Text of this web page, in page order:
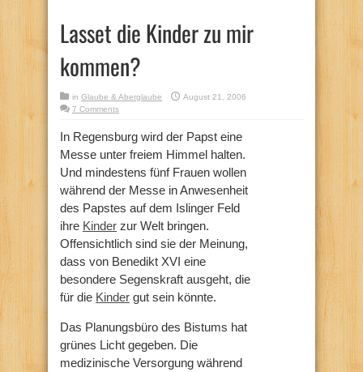
Lasset die Kinder zu mir
kommen?
in Glaube & Aberglaube
August 21, 2006
7 Comments
In Regensburg wird der Papst eine
Messe unter freiem Himmel halten.
Und mindestens fünf Frauen wollen
während der Messe in Anwesenheit
des Papstes auf dem Islinger Feld
ihre Kinder zur Welt bringen.
Offensichtlich sind sie der Meinung,
dass von Benedikt XVI eine
besondere Segenskraft ausgeht, die
für die Kinder gut sein könnte.
Das Planungsbüro des Bistums hat
grünes Licht gegeben. Die
medizinische Versorgung während